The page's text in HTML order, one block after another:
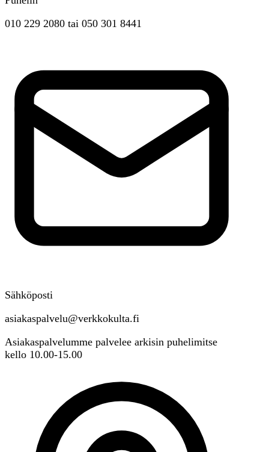
010 229 2080 tai 050 301 8441
Sähköposti
asiakaspalvelu@verkkokulta.fi
Asiakaspalvelumme palvelee arkisin puhelimitse
kello 10.00-15.00